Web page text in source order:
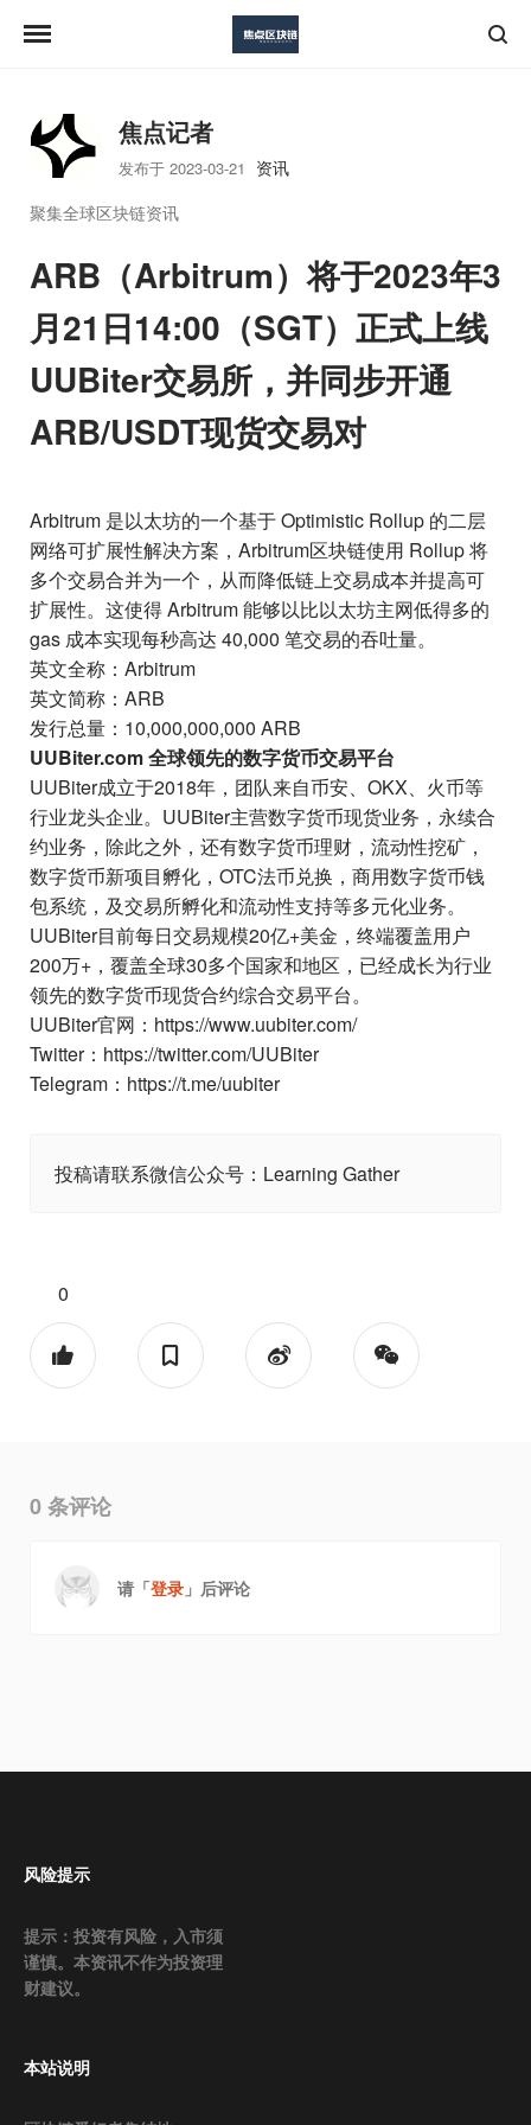
焦点记者
发布于 2023-03-21
资讯
聚集全球区块链资讯
ARB（Arbitrum）将于2023年3
月21日14:00（SGT）正式上线
UUBiter交易所，并同步开通
ARB/USDT现货交易对
Arbitrum 是以太坊的一个基于 Optimistic Rollup 的二层
网络可扩展性解决方案，Arbitrum区块链使用 Rollup 将
多个交易合并为一个，从而降低链上交易成本并提高可
扩展性。这使得 Arbitrum 能够以比以太坊主网低得多的
gas 成本实现每秒高达 40,000 笔交易的吞吐量。
英文全称：Arbitrum
英文简称：ARB
发行总量：10,000,000,000 ARB
UUBiter.com 全球领先的数字货币交易平台
UUBiter成立于2018年，团队来自币安、OKX、火币等
行业龙头企业。UUBiter主营数字货币现货业务，永续合
约业务，除此之外，还有数字货币理财，流动性挖矿，
数字货币新项目孵化，OTC法币兑换，商用数字货币钱
包系统，及交易所孵化和流动性支持等多元化业务。
UUBiter目前每日交易规模20亿+美金，终端覆盖用户
200万+，覆盖全球30多个国家和地区，已经成长为行业
领先的数字货币现货合约综合交易平台。
UUBiter官网：https://www.uubiter.com/
Twitter：https://twitter.com/UUBiter
Telegram：https://t.me/uubiter
投稿请联系微信公众号：Learning Gather
0
0条评论
请「登录 」后评论
风险提示
提示：投资有风险，入市须
谨慎。本资讯不作为投资理
财建议。
本站说明